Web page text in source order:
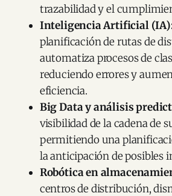
trazabilidad y el
Inteligencia Artificial
planificación de rutas de
automatiza procesos de
reduciendo errores y
eficiencia.​
Big Data y análisis
visibilidad de la cadena de
permitiendo una
la anticipación de posibles
Robótica en
centros de distribución,